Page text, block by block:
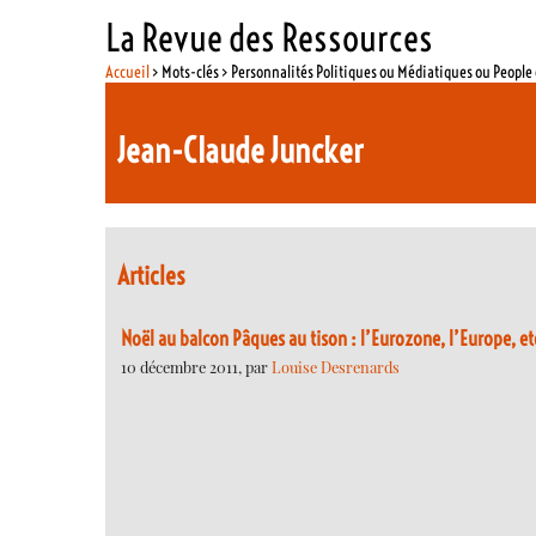
La Revue des Ressources
Accueil> Mots-clés > Personnalités Politiques ou Médiatiques ou
Jean-Claude Juncker
Articles
Noël au balcon Pâques au tison : l’Eurozone, l’Europe,
10 décembre 2011, parLouise Desrenards